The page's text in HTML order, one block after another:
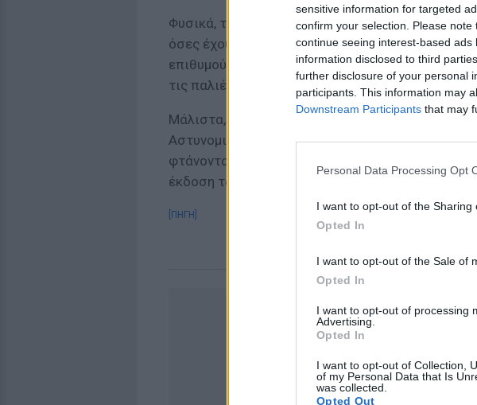
sensitive information for targeted
confirm your selection. Please
continue seeing interest-based
information disclosed to third
further disclosure of your personal
participants. This information may
Downstream Participants that may
Personal Data Processing Opt
I want to opt-out of the Sharing
Opted In
I want to opt-out of the Sale of
Opted In
I want to opt-out of processing
Advertising.
Opted In
I want to opt-out of Collection,
of my Personal Data that Is
was collected.
Opted Out
Φυσικά, τα «θύματα» της τραγελαφικής αυτής
όσες έχουν πραγματική ανάγκη έκδοσης
επιθυμούν να ταξιδέψουν σε χώρες εξωτερικού
τις παλιές.
Μάλιστα, όπως αναφέρουν και πολίτες που
Αστυνομικό Μέγαρο Κοζάνης, κάποιοι εξ αυτών…
φτάνοντας στη 1:00 και στις 2:00 το πρωί,
έκδοση ταυτότητας.
[ΠΗΓΗ]